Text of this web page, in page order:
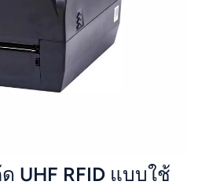
UHF RFID แบบใช้